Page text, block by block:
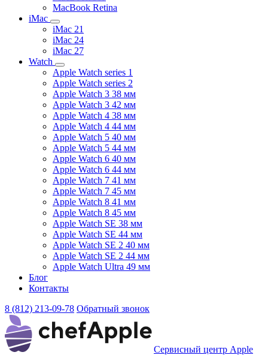
MacBook Retina
iMac
iMac 21
iMac 24
iMac 27
Watch
Apple Watch series 1
Apple Watch series 2
Apple Watch 3 38 мм
Apple Watch 3 42 мм
Apple Watch 4 38 мм
Apple Watch 4 44 мм
Apple Watch 5 40 мм
Apple Watch 5 44 мм
Apple Watch 6 40 мм
Apple Watch 6 44 мм
Apple Watch 7 41 мм
Apple Watch 7 45 мм
Apple Watch 8 41 мм
Apple Watch 8 45 мм
Apple Watch SE 38 мм
Apple Watch SE 44 мм
Apple Watch SE 2 40 мм
Apple Watch SE 2 44 мм
Apple Watch Ultra 49 мм
Блог
Контакты
8 (812) 213-09-78 Обратный звонок
Сервисный центр Apple